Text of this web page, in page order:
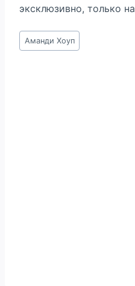
эксклюзивно, только на
Метки
записи:
Аманди Хоуп